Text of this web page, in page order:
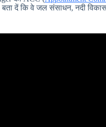
दें कि वे जल संसाधन, नदी